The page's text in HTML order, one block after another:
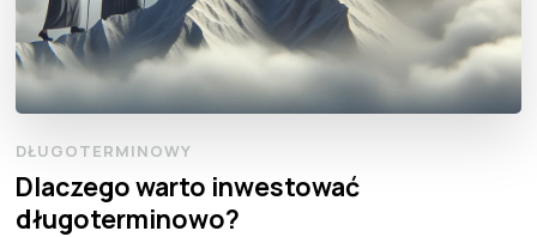
DŁUGOTERMINOWY
Dlaczego warto inwestować
długoterminowo?